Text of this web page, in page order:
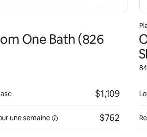
One Bath (826
$1,109
unesemaine $762